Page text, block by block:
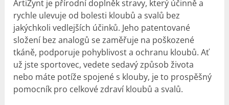
ArtiZynt je přírodní doplněk stravy, který účinně a
rychle ulevuje od bolesti kloubů a svalů bez
jakýchkoli vedlejších účinků. Jeho patentované
složení bez analogů se zaměřuje na poškozené
tkáně, podporuje pohyblivost a ochranu kloubů. Ať
už jste sportovec, vedete sedavý způsob života
nebo máte potíže spojené s klouby, je to prospěšný
pomocník pro celkové zdraví kloubů a svalů.